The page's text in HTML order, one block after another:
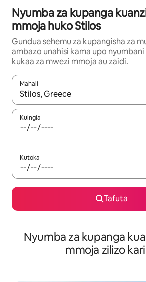
Nyumba za kupanga
mmoja huko Stilos
Gundua sehemu za kupangisha za
ambazo unahisi kama upo nyumbani
kukaa za mwezi mmoja au zaidi.
Mahali
Wakati matokeo yanapatikana, vinjari
Kuingia
Kutoka
Tafuta
Nyumba za kupanga
mmoja zilizo